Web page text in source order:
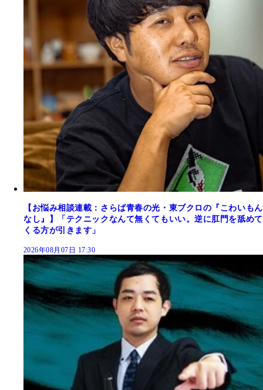
【お悩み相談連載：さらば青春の光・東ブクロの『こわいもん
なし』】「テクニックなんて無くてもいい。逆に肛門を舐めて
くる方が引きます」
2026年08月07日 17:30